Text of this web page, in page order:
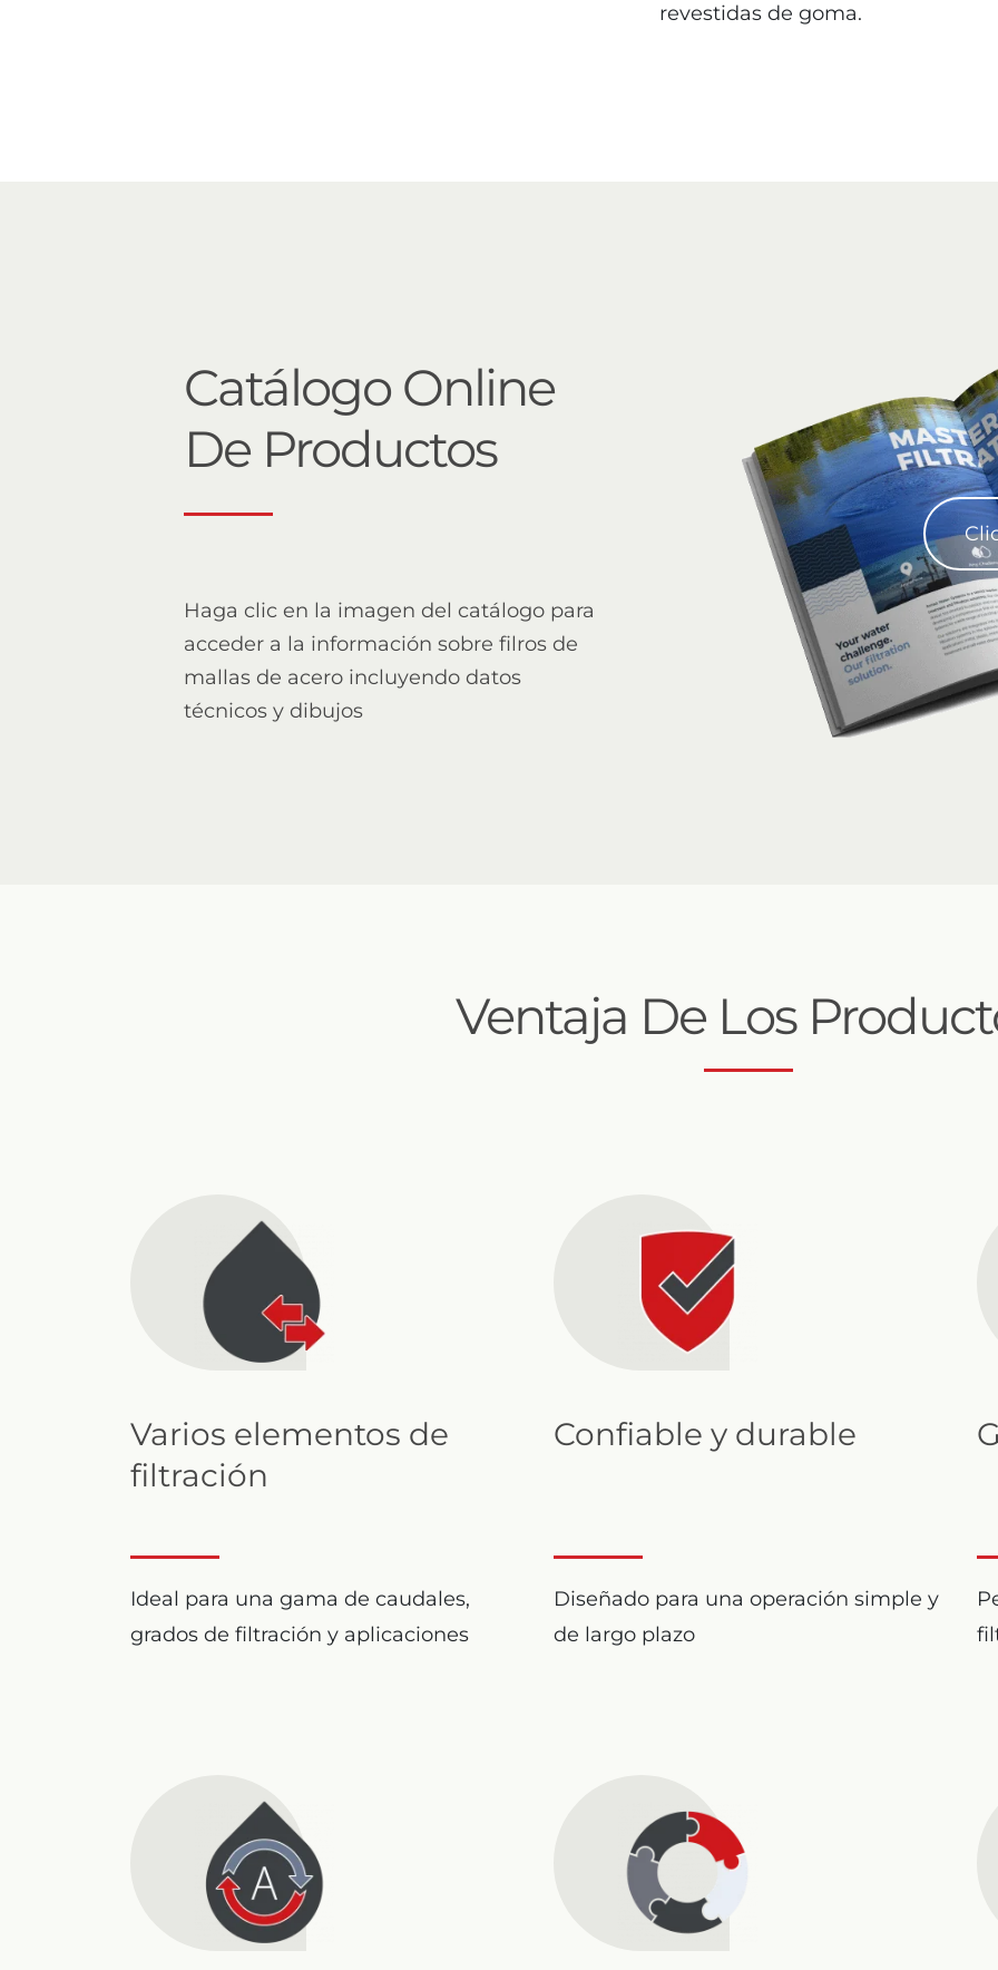
revestidas de goma.
Catálogo Online
De Productos
Haga clic en la imagen del catálogo para
acceder a la información sobre filros de
mallas de acero incluyendo datos
técnicos y dibujos
Ventaja De Los
Varios elementos de
filtración
Ideal para una gama de caudales,
grados de filtración y aplicaciones
Confiable y durable
Diseñado para una operación simple y
de largo plazo